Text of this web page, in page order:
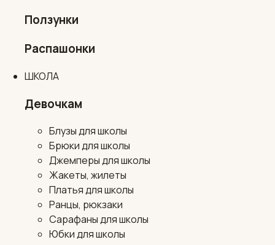
Ползунки
Распашонки
ШКОЛА
Девочкам
Блузы для школы
Брюки для школы
Джемперы для школы
Жакеты, жилеты
Платья для школы
Ранцы, рюкзаки
Сарафаны для школы
Юбки для школы